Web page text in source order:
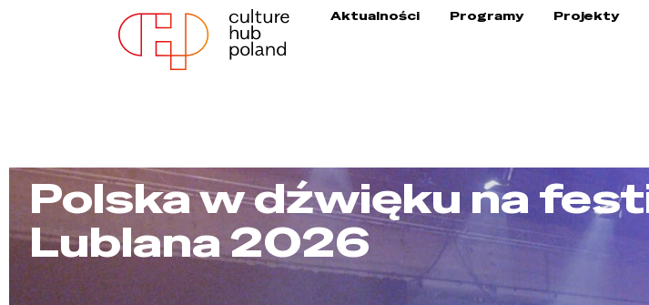
Aktualności Programy Projekty
Polska w dźwięku na
Lublana 2026